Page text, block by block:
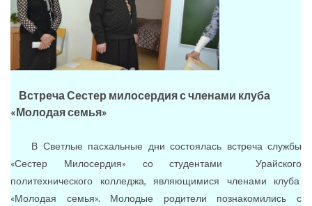
Встреча Сестер милосердия с членами клуба
«Молодая семья»
В Светлые пасхальные дни состоялась встреча службы
«Сестер Милосердия» со студентами Урайского
политехнического колледжа, являющимися членами клуба
«Молодая семья». Молодые родители познакомились с